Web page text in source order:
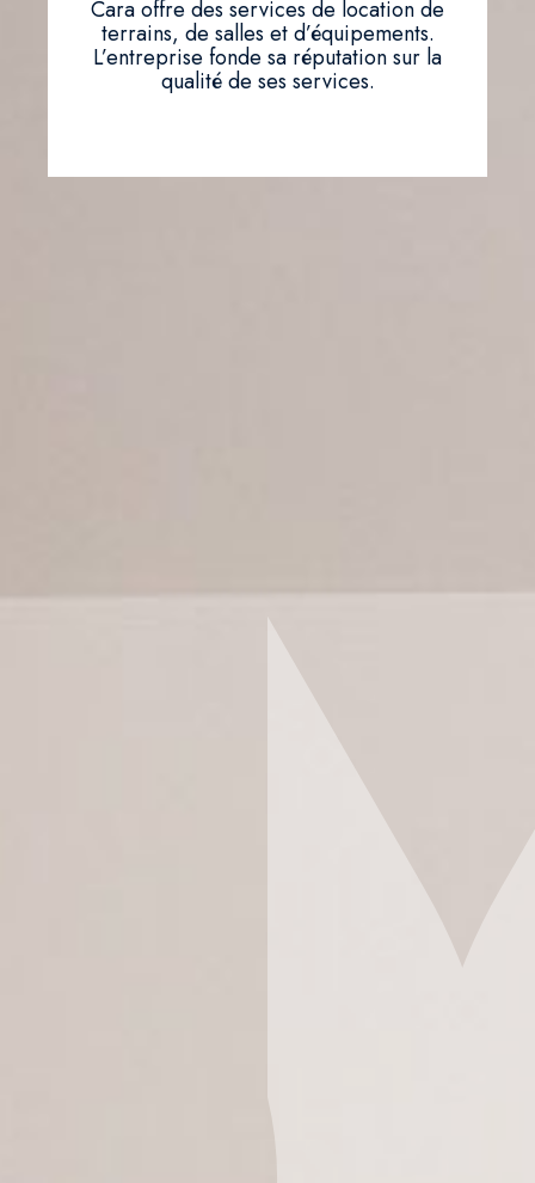
Cara offre des services de location de
terrains, de salles et d’équipements.
L’entreprise fonde sa réputation sur la
qualité de ses services.